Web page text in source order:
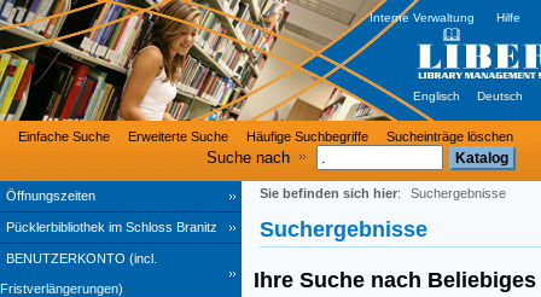
Öffnungszeiten
Pücklerbibliothek im Schloss Branitz
BENUTZERKONTO (incl.
Fristverlängerungen)
Einfache Suche Erweiterte Suche Häufige Suchbegriffe Sucheinträge löschen
Interne Verwaltung Hilfe
Englisch Deutsch
Sie befinden sich hier: Suchergebnisse
Suchergebnisse
Ihre Suche nach
Suche nach